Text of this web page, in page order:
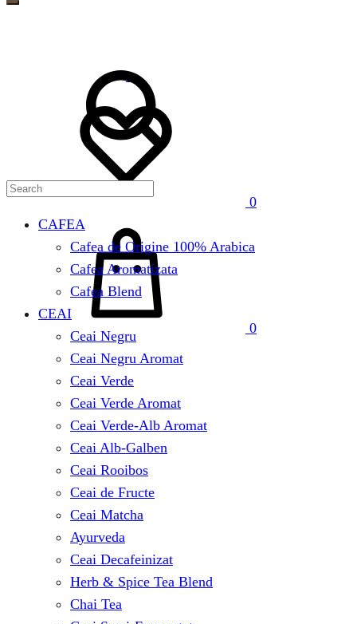
0
0
CAFEA
Cafea de Origine 100% Arabica
Cafea Aromatizata
Cafea Blend
CEAI
Ceai Negru
Ceai Negru Aromat
Ceai Verde
Ceai Verde Aromat
Ceai Verde-Alb Aromat
Ceai Alb-Galben
Ceai Rooibos
Ceai de Fructe
Ceai Matcha
Ayurveda
Ceai Decafeinizat
Herb & Spice Tea Blend
Chai Tea